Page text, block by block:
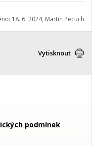
18. 6. 2024, Martin Pecuch
Vytisknout
podmínek